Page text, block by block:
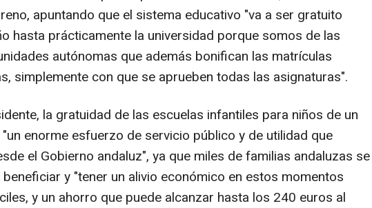
apuntando que el sistema educativo "va a ser gratuito
hasta prácticamente la universidad porque somos de las
autónomas que además bonifican las matrículas
simplemente con que se aprueben todas las asignaturas".
la gratuidad de las escuelas infantiles para niños de un
enorme esfuerzo de servicio público y de utilidad que
el Gobierno andaluz", ya que miles de familias andaluzas se
y "tener un alivio económico en estos momentos
y un ahorro que puede alcanzar hasta los 240 euros al